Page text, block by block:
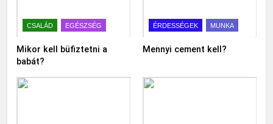
CSALÁD EGÉSZSÉG
Mikor kell büfiztetni a
babát?
ÉRDESSÉGEK MUNKA
Mennyi cement kell?